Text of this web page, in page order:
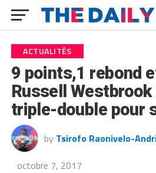
ACTUALITÉS
9 points,1 rebond
Russell
triple-double pour
by Tsirofo Raonivelo-
octobre 7, 2017